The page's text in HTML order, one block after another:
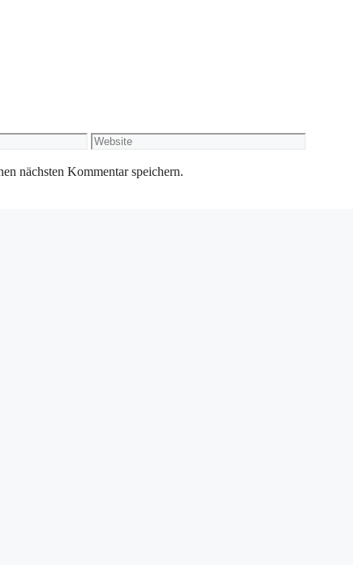
Website
nächsten Kommentar speichern.